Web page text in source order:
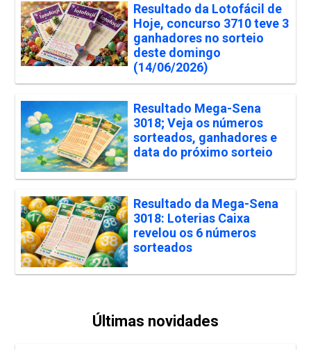
Resultado da Lotofácil de
Hoje, concurso 3710 teve 3
ganhadores no sorteio
deste domingo
(14/06/2026)
Resultado Mega-Sena
3018; Veja os números
sorteados, ganhadores e
data do próximo sorteio
Resultado da Mega-Sena
3018: Loterias Caixa
revelou os 6 números
sorteados
Últimas novidades